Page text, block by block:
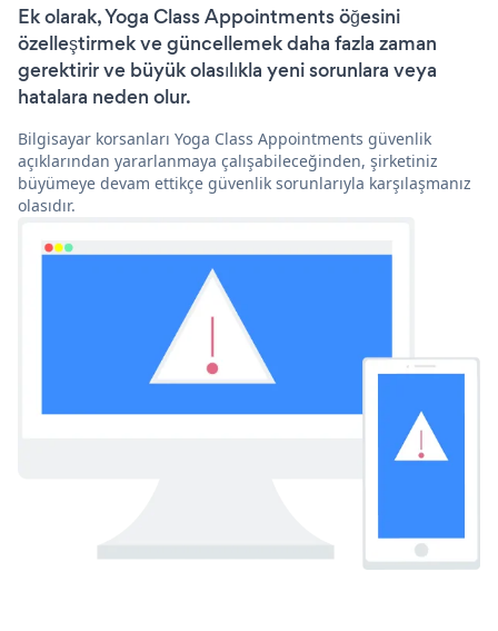
Ek olarak, Yoga Class Appointments öğesini
özelleştirmek ve güncellemek daha fazla zaman
gerektirir ve büyük olasılıkla yeni sorunlara veya
hatalara neden olur.
Bilgisayar korsanları Yoga Class Appointments güvenlik
açıklarından yararlanmaya çalışabileceğinden, şirketiniz
büyümeye devam ettikçe güvenlik sorunlarıyla karşılaşmanız
olasıdır.